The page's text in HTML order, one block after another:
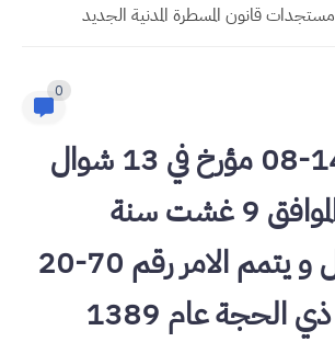
مستجدات قانون المسطرة المدنية الجديد
0
قانون رقم 14-08 مؤرخ في 13 شوال
عام 1435 الموافق 9 غشت سنة
2014، يعدل و يتمم الامر رقم 70-20
المؤرخ في 13 ذي الحجة عام 1389